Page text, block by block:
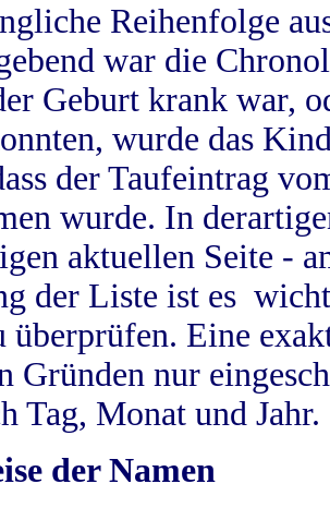
Reihenfolge
war die
Geburt krank war,
wurde das
der Taufeintrag
wurde. In
aktuellen Seite -
der Liste ist es
überprüfen. Eine
Gründen nur
Tag, Monat und Jahr.
der Namen